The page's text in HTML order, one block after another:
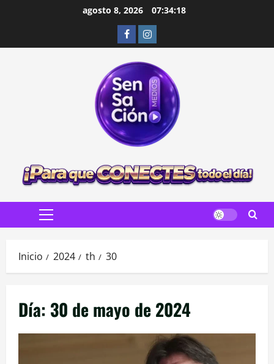
agosto 8, 2026 07:34:19
FacebookInstagram
Menú
Inicio 2024 th 30
Día: 30 de mayo de 2024